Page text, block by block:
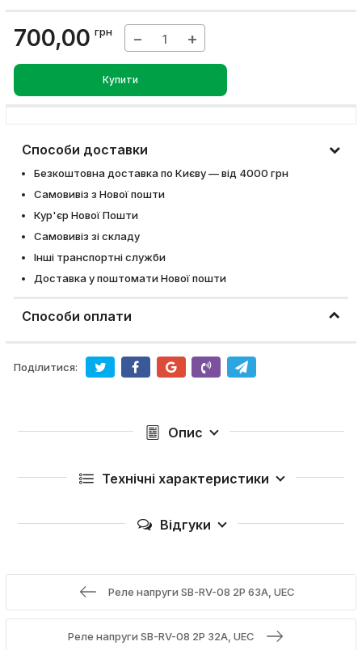
700,00 грн − +
Купити
Способи доставки
Безкоштовна доставка по Києву — від 4000 грн
Самовивіз з Нової пошти
Кур'єр Нової Пошти
Самовивіз зі складу
Інші транспортні служби
Доставка у поштомати Нової пошти
Способи оплати
Поділитися:
Опис
Технічні характеристики
Відгуки
Реле напруги SB-RV-08 2P 63A, UEC
Реле напруги SB-RV-08 2P 32A, UEC